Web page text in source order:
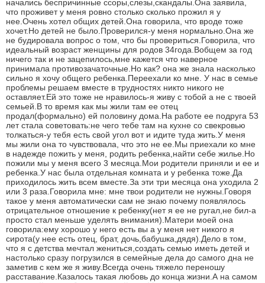
начались беспричинные ссоры,слезы,скандалы.Она заявила,
что проживет у меня ровно столько сколько прожил я у
нее.Очень хотел общих детей.Она говорила, что вроде тоже
хочет.Но детей не было.Проверился-у меня нормально.Она же
не будировала вопрос о том, что бы провериться.Говорила, что
идеальный возраст женщины для родов 34года.Вобщем за год
ничего так и не зацепилось,мне кажется что наверное
принимала противозачаточные.Но как? она же знала насколько
сильно я хочу общего ребенка.Переехали ко мне. У нас в семье
проблемы решаем вместе в трудностях никто никого не
оставляет.Ей это тоже не нравилось-я живу с тобой а не с твоей
семьей.В то время как мы жили там ее отец
продал(формально) ей половину дома.На работе ее подруга 53
лет стала советовать:не чего тебе там на кухне со свекровью
толкаться-у тебя есть свой угол вот и идите туда жить.У меня
мы жили она то чувствовала, что это не ее.Мы приехали ко мне
в надежде пожить у меня, родить ребенка,найти себе жилье.Но
пожили мы у меня всего 3 месяца.Мои родители приняли и ее и
ребенка.У нас была отдельная комната и у ребенка тоже.Да
приходилось жить всем вместе.За эти три месяца она уходила 2
или 3 раза.Говорила мне: мне твои родители не нужны.Говоря
такое у меня автоматически сам не знаю почему появлялось
отрицательное отношение к ребенку(нет я ее не ругал,не бил-а
просто стал меньше уделять внимания).Матери моей она
говорила:ему хорошо у него есть вы а у меня нет никого я
сирота(у нее есть отец, брат, дочь,бабушка,дядя).Дело в том,
что я с детства мечтал жениться,создать семью иметь детей и
настолько сразу погрузился в семейные дела до самого дна не
заметив с кем же я живу.Всегда очень тяжело переношу
расставание.Казалось такая любовь до конца жизни.А на самом